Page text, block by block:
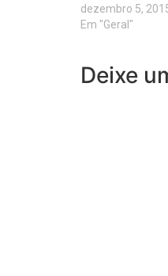
dezembro 5,
Em "Geral"
Deixe